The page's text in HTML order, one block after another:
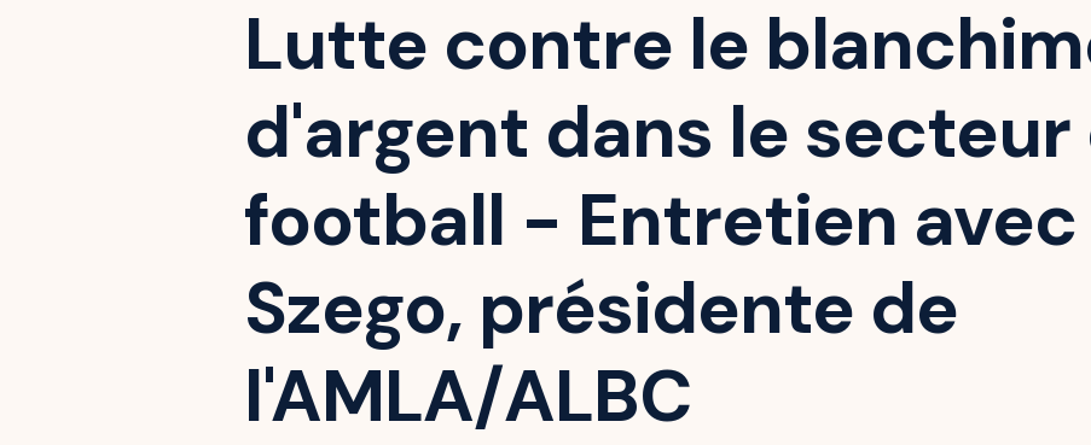
Lutte contre le
d'argent dans le secteur
football - Entretien avec
Szego, présidente de
l'AMLA/ALBC